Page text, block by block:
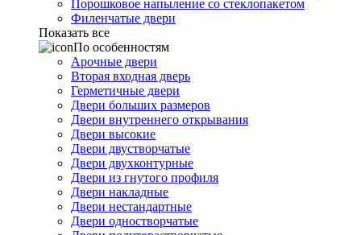
Порошковое напыление со стеклопакетом
Филенчатые двери
Показать все
По особенностям
Арочные двери
Вторая входная дверь
Герметичные двери
Двери больших размеров
Двери внутреннего открывания
Двери высокие
Двери двустворчатые
Двери двухконтурные
Двери из гнутого профиля
Двери накладные
Двери нестандартные
Двери одностворчатые